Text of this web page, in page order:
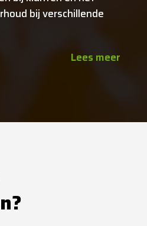
bij verschillende
Lees meer